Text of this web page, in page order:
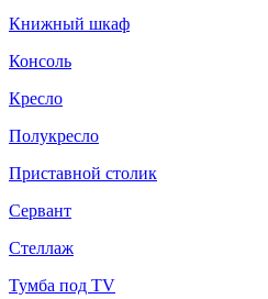
Книжный шкаф
Консоль
Кресло
Полукресло
Приставной столик
Сервант
Стеллаж
Тумба под TV